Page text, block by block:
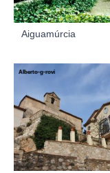
Aiguamúrcia
Alberto-g-rovi